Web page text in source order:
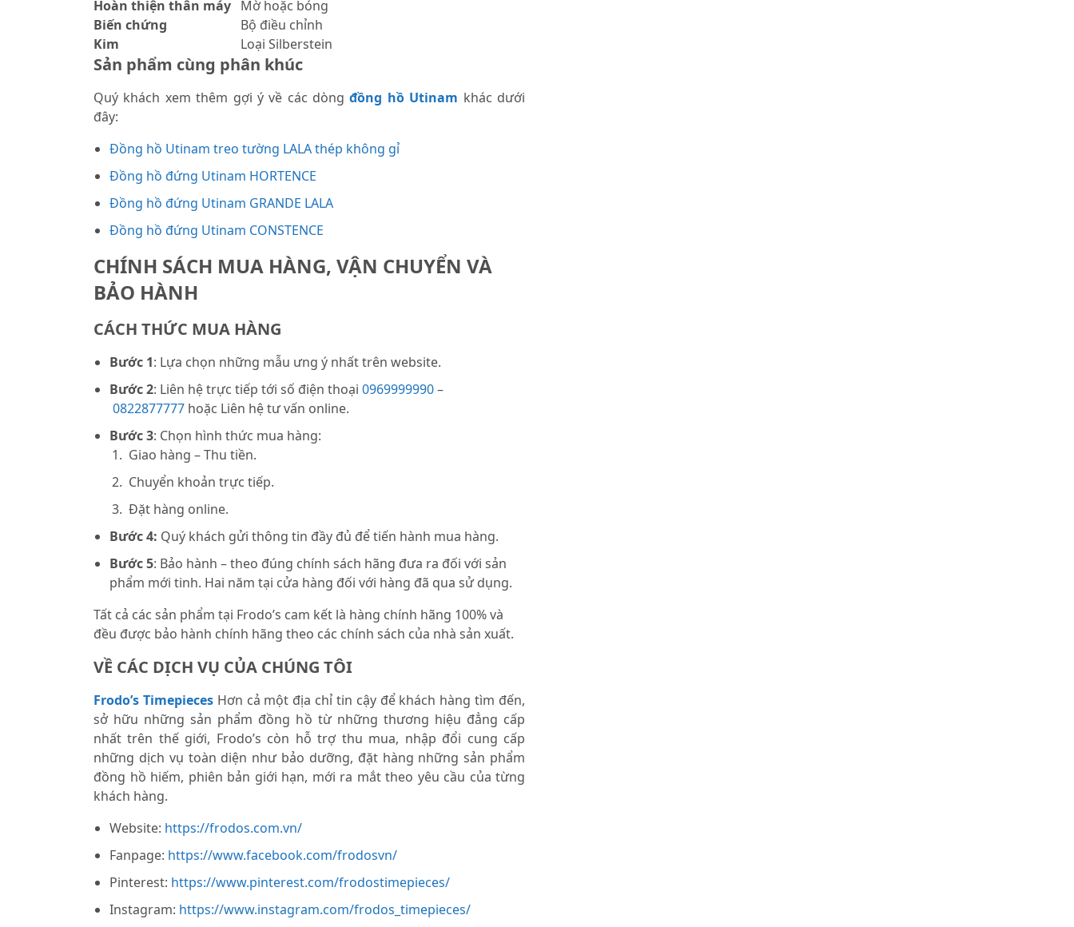
Hoàn thiện thân máy Mờ hoặc bóng
Biến chứng
Bộ điều chỉnh
Kim
Loại Silberstein
Sản phẩm cùng phân khúc
Quý khách xem thêm gợi ý về các dòngđồng hồ Utinam khác dưới
đây:
Đồng hồ Utinam treo tường LALA thép không gỉ
Đồng hồ đứng Utinam HORTENCE
Đồng hồ đứng Utinam GRANDE LALA
Đồng hồ đứng Utinam CONSTENCE
CHÍNH SÁCH MUA HÀNG, VẬN CHUYỂN VÀ
BẢO HÀNH
CÁCH THỨC MUA HÀNG
Bước 1: Lựa chọn những mẫu ưng ý nhất trên website.
Bước 2: Liên hệ trực tiếp tới số điện thoại 0969999990–
0822877777 hoặc Liên hệ tư vấn online.
Bước 3: Chọn hình thức mua hàng:
Giao hàng – Thu tiền.
Chuyển khoản trực tiếp.
Đặt hàng online.
Bước 4: Quý khách gửi thông tin đầy đủ để tiến hành mua hàng.
Bước 5: Bảo hành – theo đúng chính sách hãng đưa ra đối với sản
phẩm mới tinh. Hai năm tại cửa hàng đối với hàng đã qua sử dụng.
Tất cả các sản phẩm tại Frodo’s cam kết là hàng chính hãng 100% và
đều được bảo hành chính hãng theo các chính sách của nhà sản xuất.
VỀ CÁC DỊCH VỤ CỦA CHÚNG TÔI
Frodo’s TimepiecesHơn cả một địa chỉ tin cậy để khách hàng tìm đến,
sở hữu những sản phẩm đồng hồ từ những thương hiệu đẳng cấp
nhất trên thế giới, Frodo’s còn hỗ trợ thu mua, nhập đổi cung cấp
những dịch vụ toàn diện như bảo dưỡng, đặt hàng những sản phẩm
đồng hồ hiếm, phiên bản giới hạn, mới ra mắt theo yêu cầu của từng
khách hàng.
Website: https://frodos.com.vn/
Fanpage: https://www.facebook.com/frodosvn/
Pinterest: https://www.pinterest.com/frodostimepieces/
Instagram: https://www.instagram.com/frodos_timepieces/